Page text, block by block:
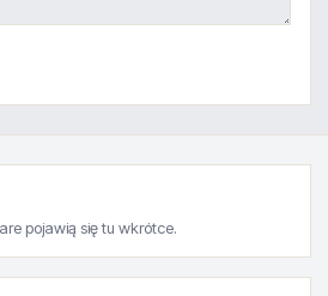
pojawią się tu wkrótce.